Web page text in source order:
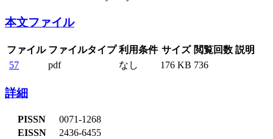
本文ファイル
ファイル ファイルタイプ 利用条件 サイズ 閲覧回数 説明
57
pdf なし 176 KB 736
詳細
PISSN
0071-1268
EISSN
2436-6455